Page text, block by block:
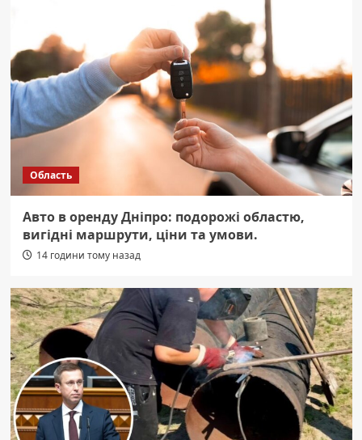
Область
Авто в оренду Дніпро: подорожі областю,
вигідні маршрути, ціни та умови.
14 години тому назад